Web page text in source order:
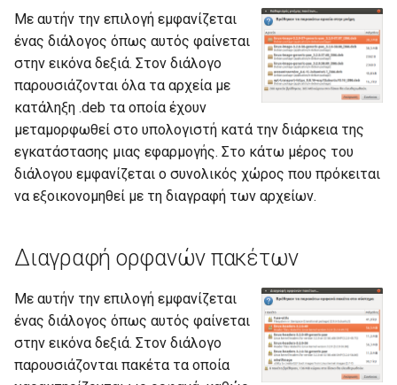
ε
ι
η
α
ν
α
η
σ
η
Zoom
Αναβάθμιση σε νέο Ubuntu
Ανακατεύθυνση σε νέα
ιστοσελίδα
Απαγόρευση ιστοχώρων
Απογραφή υποδομών ΤΠΕ-
Αποκλεισμός διαφημίσεων
Απομακρυσμένη πρόσβαση
Διαδραστικοί
Με αυτήν την επιλογή εμφανίζεται
ένας διάλογος όπως αυτός φαίνεται
στην εικόνα δεξιά. Στον διάλογο
παρουσιάζονται όλα τα αρχεία με
κατάληξη .deb τα οποία έχουν
μεταμορφωθεί στο υπολογιστή κατά την διάρκεια της
εγκατάστασης μιας εφαρμογής. Στο κάτω μέρος του
διάλογου εμφανίζεται ο συνολικός χώρος που πρόκειται
να εξοικονομηθεί με τη διαγραφή των αρχείων.
Διαγραφή ορφανών πακέτων
Με αυτήν την επιλογή εμφανίζεται
ένας διάλογος όπως αυτός φαίνεται
στην εικόνα δεξιά. Στον διάλογο
παρουσιάζονται πακέτα τα οποία